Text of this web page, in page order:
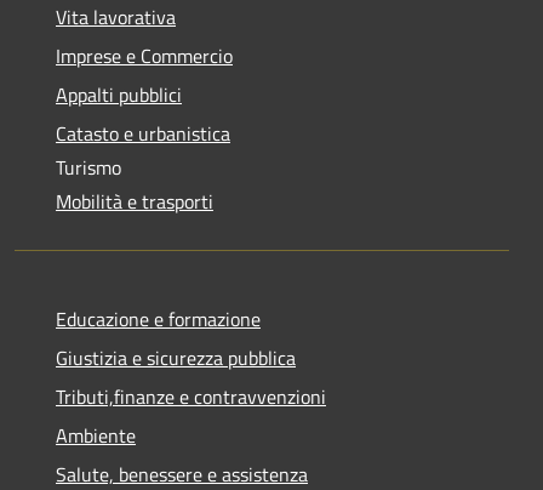
Vita lavorativa
Imprese e Commercio
Appalti pubblici
Catasto e urbanistica
Turismo
Mobilità e trasporti
Educazione e formazione
Giustizia e sicurezza pubblica
Tributi,finanze e contravvenzioni
Ambiente
Salute, benessere e assistenza